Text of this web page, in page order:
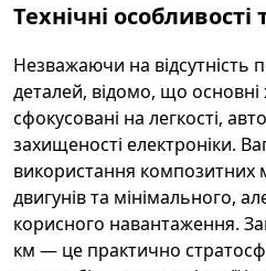
Технічні особливості
Незважаючи на відсутність
деталей, відомо, що основні
сфокусовані на легкості,
захищеності електроніки.
використання композитних
двигунів та мінімального,
корисного навантаження.
км — це практично